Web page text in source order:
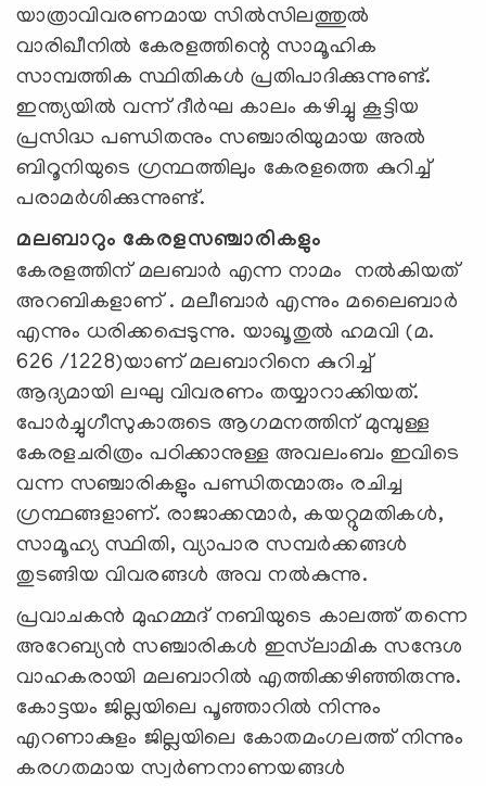
യാത്രാവിവരണമായ സിൽസിലത്തുൽ
വാരിഖീനില്‍ കേരളത്തിന്റെ സാമൂഹിക
സാമ്പത്തിക സ്ഥിതികൾ പ്രതിപാദിക്കുന്നുണ്ട്.
ഇന്ത്യയിൽ വന്ന് ദീർഘ കാലം കഴിച്ചു കൂട്ടിയ
പ്രസിദ്ധ പണ്ഡിതനും സഞ്ചാരിയുമായ അൽ
ബിറൂനിയുടെ ഗ്രന്ഥത്തിലും കേരളത്തെ കുറിച്ച്
പരാമർശിക്കുന്നുണ്ട്.
മലബാറും കേരളസഞ്ചാരികളും
കേരളത്തിന് മലബാർ എന്ന നാമം നൽകിയത്
അറബികളാണ് . മലീബാർ എന്നും മലൈബാർ
എന്നും ധരിക്കപ്പെടുന്നു. യാഖൂതുൽ ഹമവി (മ.
626 /1228)യാണ് മലബാറിനെ കുറിച്ച്
ആദ്യമായി ലഘു വിവരണം തയ്യാറാക്കിയത്.
പോർച്ചുഗീസുകാരുടെ ആഗമനത്തിന് മുമ്പുള്ള
കേരളചരിത്രം പഠിക്കാനുള്ള അവലംബം ഇവിടെ
വന്ന സഞ്ചാരികളും പണ്ഡിതന്മാരും രചിച്ച
ഗ്രന്ഥങ്ങളാണ്. രാജാക്കന്മാർ, കയറ്റുമതികൾ,
സാമൂഹ്യ സ്ഥിതി, വ്യാപാര സമ്പർക്കങ്ങൾ
തുടങ്ങിയ വിവരങ്ങൾ അവ നൽകുന്നു.
പ്രവാചകൻ മുഹമ്മദ് നബിയുടെ കാലത്ത് തന്നെ
അറേബ്യൻ സഞ്ചാരികൾ ഇസ്‍ലാമിക സന്ദേശ
വാഹകരായി മലബാറിൽ എത്തിക്കഴിഞ്ഞിരുന്നു.
കോട്ടയം ജില്ലയിലെ പൂഞ്ഞാറിൽ നിന്നും
എറണാകുളം ജില്ലയിലെ കോതമംഗലത്ത് നിന്നും
കരഗതമായ സ്വർണനാണയങ്ങൾ